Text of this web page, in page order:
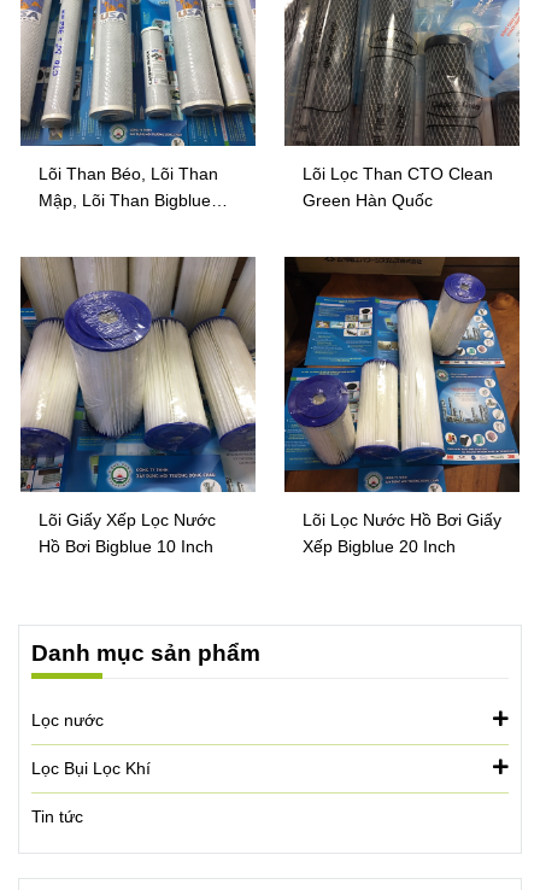
Lõi Than Béo, Lõi Than
Mập, Lõi Than Bigblue
Lõi Lọc Than CTO Clean
Green Hàn Quốc
Lõi Giấy Xếp Lọc Nước
Hồ Bơi Bigblue 10 Inch
Lõi Lọc Nước Hồ Bơi Giấy
Xếp Bigblue 20 Inch
Danh mục sản phẩm
Lọc nước
Lọc Bụi Lọc Khí
Tin tức